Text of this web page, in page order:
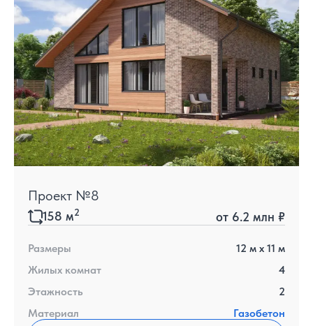
Проект №8
158 м2 от 6.2 млн ₽
Размеры 12 м x 11 м
Жилых комнат
4
Этажность
2
Материал
Газобетон